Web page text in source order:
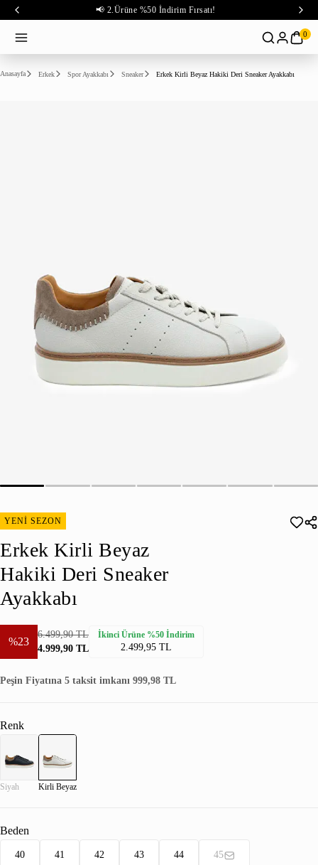
📢 2.Ürüne %50 İndirim Fırsatı!
0
Anasayfa Erkek Spor Ayakkabı Sneaker Erkek Kirli Beyaz Hakiki Deri Sneaker Ayakkabı
YENİ SEZON
Erkek Kirli Beyaz
Hakiki Deri Sneaker
Ayakkabı
%23
6.499,90 TL
4.999,90 TL
İkinci Ürüne %50 İndirim
2.499,95 TL
Peşin Fiyatına 5 taksit imkanı 999,98 TL
Renk
Siyah Kirli Beyaz
Beden
40 41 42 43 44 45